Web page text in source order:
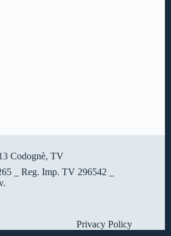
Codognè, TV
_ Reg. Imp. TV 296542 _
Privacy Policy